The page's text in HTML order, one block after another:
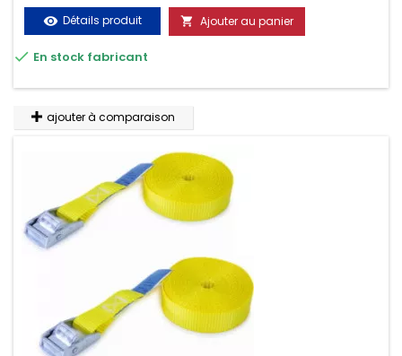
vos chargements pendant le transport. Matière polyester
très résistante aux UV et aux variations de températures,
n'absorbe pas l'eau.
visibility Détails produit  Ajouter au panier
 En stock fabricant
ajouter à comparaison